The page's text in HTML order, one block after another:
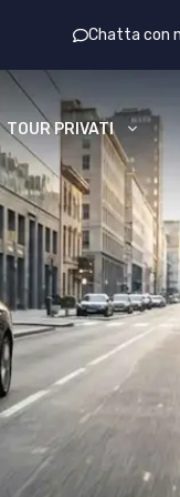
Chatta con
TOUR PRIVATI